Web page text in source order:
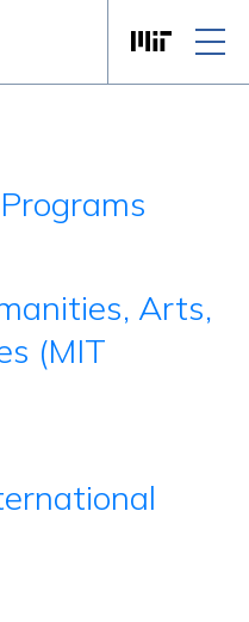
Arts,
(MIT